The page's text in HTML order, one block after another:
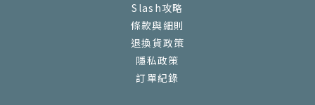
Slash攻略
條款與細則
退換貨政策
隱私政策
訂單紀錄